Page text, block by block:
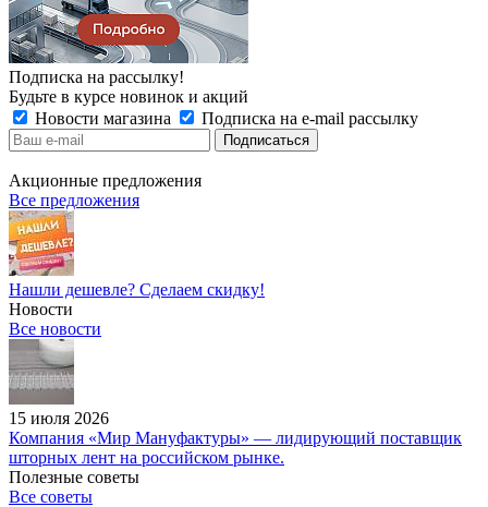
Подписка на рассылку!
Будьте в курсе новинок и акций
Новости магазина
Подписка на e-mail рассылку
Акционные предложения
Все предложения
Нашли дешевле? Сделаем скидку!
Новости
Все новости
15 июля 2026
Компания «Мир Мануфактуры» — лидирующий поставщик
шторных лент на российском рынке.
Полезные советы
Все советы